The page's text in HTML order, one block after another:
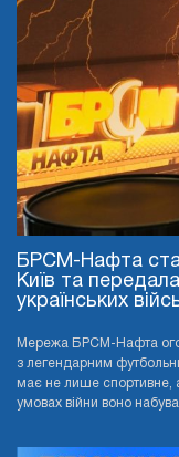
БРСМ-Нафта
Київ та
українських
Мережа БРСМ-Нафта
з легендарним
має не лише спортивне,
умовах війни воно